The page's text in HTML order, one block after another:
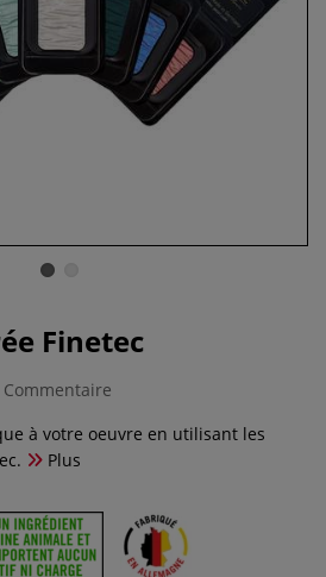
Finetec
Commentaire
à votre oeuvre en utilisant les
Plus